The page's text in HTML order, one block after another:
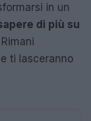
in un
di più su
Rimani
ti lasceranno